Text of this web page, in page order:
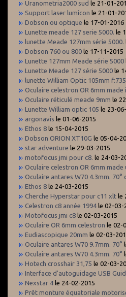
Uranometria2000 sud le 21-01-
Support laser lumicon le 21-01-
Dobson ou optique le 17-01-2016
Lunette meade 127 serie 5000. le
lunette Meade 127mm série 5000.
Dobson 760 ou 800 le 17-11-2015
Lunette 127mm Meade série 5000
Lunette Meade 127 série 5000 le
lunette William Optic 105mm f:735.
Oculaire celestron OR 6mm made
Oculaire réticulé meade 9mm le
Lunette William optic 105 le 23-
argonavis le 01-06-2015
Ethos 8 le 15-04-2015
Dobson ORION XT10G le 05-04-
star adventure le 29-03-2015
motofocus jmi pour c8. le 24-03-
Oculaire celestron OR 6mm made
Oculaire antares W70 4.3mm. 70°
Ethos 8 le 24-03-2015
Cherche Hyperstar pour c11 xlt le
Celestron c8 année 1994 le 02-03-
Motofocus jmi c8 le 02-03-2015
Oculaire OR 6mm celestron le 02-
Eudiascopique 20mm le 02-03-
Oculaire antares W70 9.7mm. 70°
Oculaire antares W70 4.3mm. 70°
Hotech crosshair 31,75 le 02-03-
Interface d'autoguidage USB
Nexstar 4 le 24-02-2015
Prêt monture équatoriale